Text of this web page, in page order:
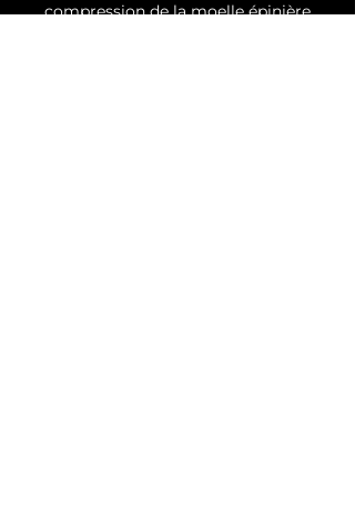
compression de la moelle épinière